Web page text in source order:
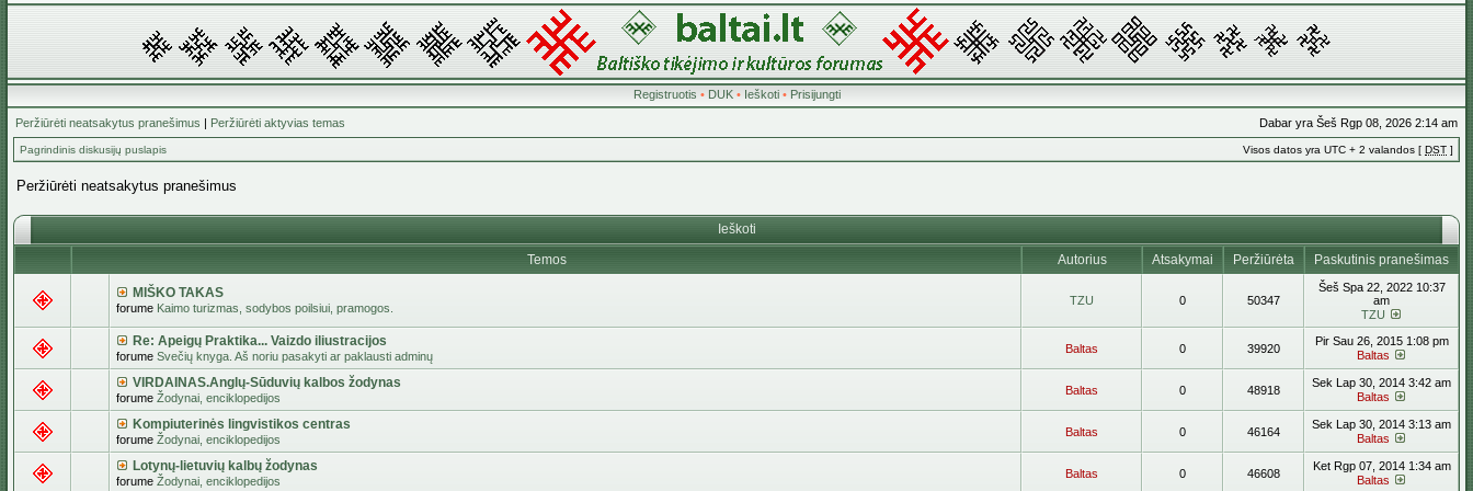
Registruotis • DUK• Ieškoti• Prisijungti
Peržiūrėti neatsakytus pranešimus | Peržiūrėti aktyvias temas Dabar yra Šeš Rgp 08, 2026 2:14 am
Pagrindinis diskusijų puslapis Visos datos yra UTC + 2 valandos [ DST ]
Peržiūrėti neatsakytus pranešimus
Ieškoti
Temos
Autorius Atsakymai Peržiūrėta Paskutinis pranešimas
MIŠKO TAKAS
forume Kaimo turizmas, sodybos poilsiui, pramogos.
TZU 0 50347
Šeš Spa 22, 2022 10:37
am
TZU
Re: Apeigų Praktika... Vaizdo iliustracijos
forume Svečių knyga. Aš noriu pasakyti ar paklausti adminų
Baltas 0 39920
Pir Sau 26, 2015 1:08 pm
Baltas
VIRDAINAS.Anglų-Sūduvių kalbos žodynas
forume Žodynai, enciklopedijos
Baltas 0 48918
Sek Lap 30, 2014 3:42 am
Baltas
Kompiuterinės lingvistikos centras
forume Žodynai, enciklopedijos
Baltas 0 46164
Sek Lap 30, 2014 3:13 am
Baltas
Lotynų-lietuvių kalbų žodynas
forume Žodynai, enciklopedijos
Baltas 0 46608
Ket Rgp 07, 2014 1:34 am
Baltas